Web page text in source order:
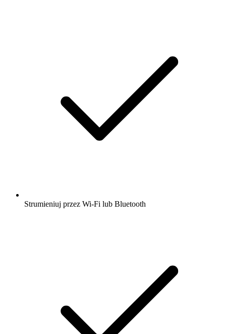
Strumieniuj przez Wi-Fi lub Bluetooth